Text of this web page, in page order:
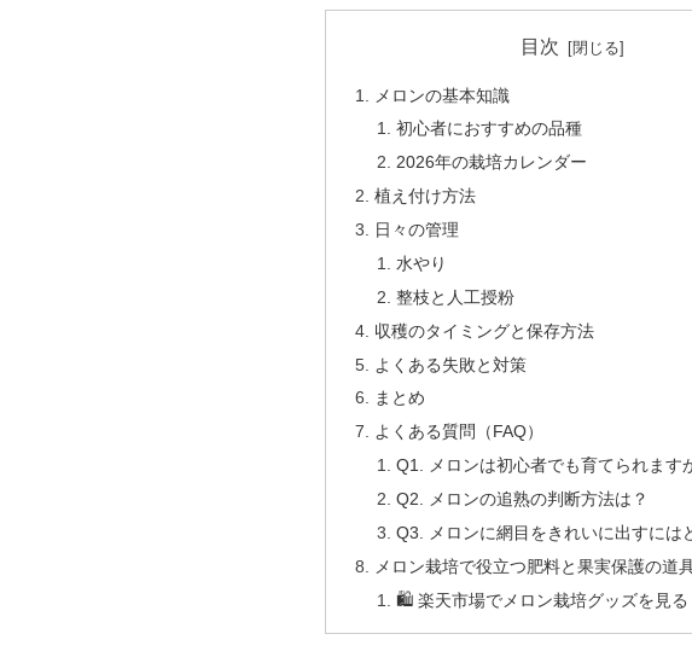
目次
メロンの基本知識
初心者におすすめの品種
2026年の栽培カレンダー
植え付け方法
日々の管理
水やり
整枝と人工授粉
収穫のタイミングと保存方法
よくある失敗と対策
まとめ
よくある質問（FAQ）
Q1. メロンは初心者でも育てられます
Q2. メロンの追熟の判断方法は？
Q3. メロンに網目をきれいに出すには
メロン栽培で役立つ肥料と果実保護の道
🛍️ 楽天市場でメロン栽培グッズを見る